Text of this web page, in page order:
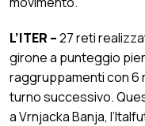
L’ITER –27 reti
girone a punteggio
raggruppamenti con 6
turno successivo.
a Vrnjacka Banja,